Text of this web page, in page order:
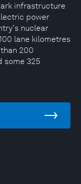
infrastructure
power
nuclear
lane kilometres
200
some 325